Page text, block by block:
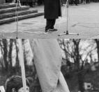
Parodų archyvas
Virtualios